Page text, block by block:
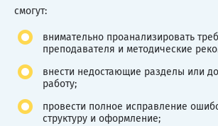
смогут:
внимательно проанализировать
преподавателя и методические
внести недостающие разделы или
работу;
провести полное исправление
структуру и оформление;